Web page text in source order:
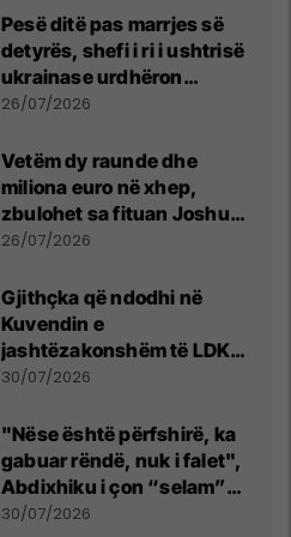
Pesë ditë pas marrjes së
detyrës, shefi i ri i ushtrisë
ukrainase urdhëron
kontroll të madh
26/07/2026
Vetëm dy raunde dhe
miliona euro në xhep,
zbulohet sa fituan Joshua
e Prenga
26/07/2026
Gjithçka që ndodhi në
Kuvendin e
jashtëzakonshëm të LDK-
së
30/07/2026
"Nëse është përfshirë, ka
gabuar rëndë, nuk i falet",
Abdixhiku i çon “selam”
Përparim Ramës
30/07/2026